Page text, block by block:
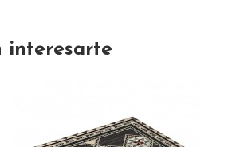
interesarte